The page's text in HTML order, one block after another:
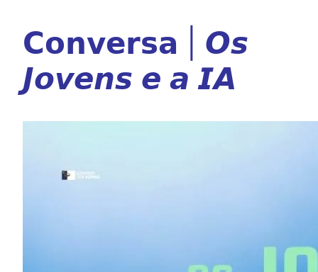
𝗖𝗼𝗻𝘃𝗲𝗿𝘀𝗮 | 𝙊𝙨
𝙅𝙤𝙫𝙚𝙣𝙨 𝙚 𝙖 𝙄𝘼